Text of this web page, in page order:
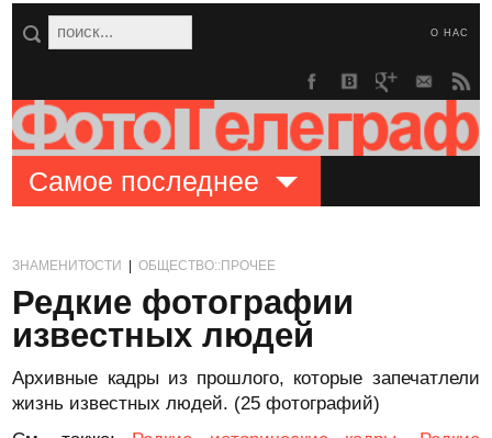
О НАС
Самое последнее
ЗНАМЕНИТОСТИ |ОБЩЕСТВО::ПРОЧЕЕ
Редкие фотографии
известных людей
Архивные кадры из прошлого, которые запечатлели
жизнь известных людей. (25 фотографий)